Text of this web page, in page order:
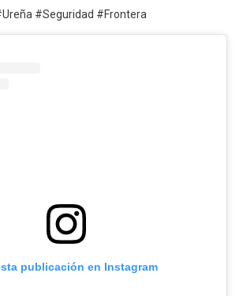
#Seguridad #Frontera
publicación en Instagram